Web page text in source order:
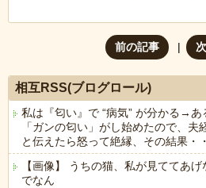
前の記事
相互RSS(ブログロール)
私は『匂い』で “病気” が分かる→あ
「ガンの匂い」がし始めたので、夫
と伝えたら怒って絶縁、その結果・
【画像】 うちの猫、私が見ててあ
でなん